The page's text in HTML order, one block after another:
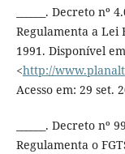
______. Decreto
Regulamenta a Lei
1991. Disponível em
<http://
Acesso em: 29 set.
______. Decreto
Regulamenta o